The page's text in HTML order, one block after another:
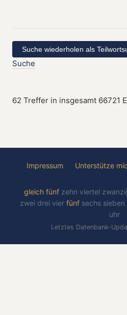
Suche
62 Treffer in insgesamt 66721
Impressum Unterstütze
gleich fünf zehn viertel
zwei drei vier fünf sechs sieben
uhr
Letztes Datenbank-